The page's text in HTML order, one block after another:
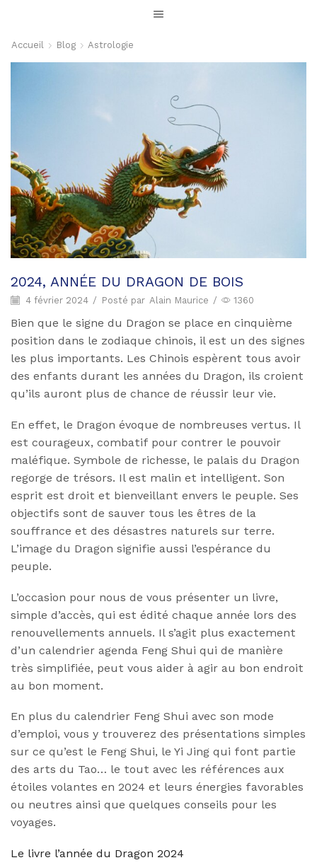
Accueil Blog Astrologie
2024, ANNÉE DU DRAGON DE BOIS
4 février 2024 / Posté par Alain Maurice / 1360
Bien que le signe du Dragon se place en cinquième
position dans le zodiaque chinois, il est un des signes
les plus importants. Les Chinois espèrent tous avoir
des enfants durant les années du Dragon, ils croient
qu’ils auront plus de chance de réussir leur vie.
En effet, le Dragon évoque de nombreuses vertus. Il
est courageux, combatif pour contrer le pouvoir
maléfique. Symbole de richesse, le palais du Dragon
regorge de trésors. Il est malin et intelligent. Son
esprit est droit et bienveillant envers le peuple. Ses
objectifs sont de sauver tous les êtres de la
souffrance et des désastres naturels sur terre.
L’image du Dragon signifie aussi l’espérance du
peuple.
L’occasion pour nous de vous présenter un livre,
simple d’accès, qui est édité chaque année lors des
renouvellements annuels. Il s’agit plus exactement
d’un calendrier agenda Feng Shui qui de manière
très simplifiée, peut vous aider à agir au bon endroit
au bon moment.
En plus du calendrier Feng Shui avec son mode
d’emploi, vous y trouverez des présentations simples
sur ce qu’est le Feng Shui, le Yi Jing qui font partie
des arts du Tao… le tout avec les références aux
étoiles volantes en 2024 et leurs énergies favorables
ou neutres ainsi que quelques conseils pour les
voyages.
Le livre l’année du Dragon 2024